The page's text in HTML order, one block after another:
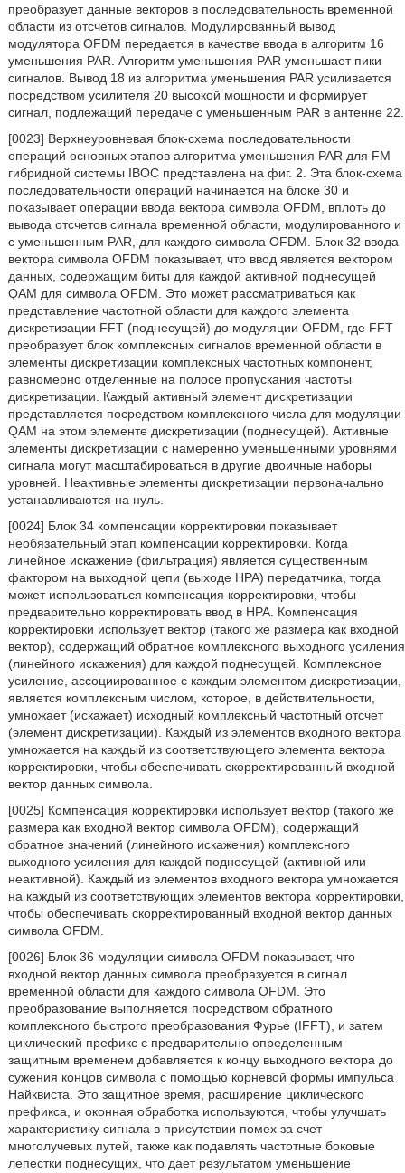
преобразует данные векторов в последовательность временной
области из отсчетов сигналов. Модулированный вывод
модулятора OFDM передается в качестве ввода в алгоритм 16
уменьшения PAR. Алгоритм уменьшения PAR уменьшает пики
сигналов. Вывод 18 из алгоритма уменьшения PAR усиливается
посредством усилителя 20 высокой мощности и формирует
сигнал, подлежащий передаче с уменьшенным PAR в антенне 22.
[0023] Верхнеуровневая блок-схема последовательности
операций основных этапов алгоритма уменьшения PAR для FM
гибридной системы IBOC представлена на фиг. 2. Эта блок-схема
последовательности операций начинается на блоке 30 и
показывает операции ввода вектора символа OFDM, вплоть до
вывода отсчетов сигнала временной области, модулированного и
с уменьшенным PAR, для каждого символа OFDM. Блок 32 ввода
вектора символа OFDM показывает, что ввод является вектором
данных, содержащим биты для каждой активной поднесущей
QAM для символа OFDM. Это может рассматриваться как
представление частотной области для каждого элемента
дискретизации FFT (поднесущей) до модуляции OFDM, где FFT
преобразует блок комплексных сигналов временной области в
элементы дискретизации комплексных частотных компонент,
равномерно отделенные на полосе пропускания частоты
дискретизации. Каждый активный элемент дискретизации
представляется посредством комплексного числа для модуляции
QAM на этом элементе дискретизации (поднесущей). Активные
элементы дискретизации с намеренно уменьшенными уровнями
сигнала могут масштабироваться в другие двоичные наборы
уровней. Неактивные элементы дискретизации первоначально
устанавливаются на нуль.
[0024] Блок 34 компенсации корректировки показывает
необязательный этап компенсации корректировки. Когда
линейное искажение (фильтрация) является существенным
фактором на выходной цепи (выходе HPA) передатчика, тогда
может использоваться компенсация корректировки, чтобы
предварительно корректировать ввод в HPA. Компенсация
корректировки использует вектор (такого же размера как входной
вектор), содержащий обратное комплексного выходного усиления
(линейного искажения) для каждой поднесущей. Комплексное
усиление, ассоциированное с каждым элементом дискретизации,
является комплексным числом, которое, в действительности,
умножает (искажает) исходный комплексный частотный отсчет
(элемент дискретизации). Каждый из элементов входного вектора
умножается на каждый из соответствующего элемента вектора
корректировки, чтобы обеспечивать скорректированный входной
вектор данных символа.
[0025] Компенсация корректировки использует вектор (такого же
размера как входной вектор символа OFDM), содержащий
обратное значений (линейного искажения) комплексного
выходного усиления для каждой поднесущей (активной или
неактивной). Каждый из элементов входного вектора умножается
на каждый из соответствующих элементов вектора корректировки,
чтобы обеспечивать скорректированный входной вектор данных
символа OFDM.
[0026] Блок 36 модуляции символа OFDM показывает, что
входной вектор данных символа преобразуется в сигнал
временной области для каждого символа OFDM. Это
преобразование выполняется посредством обратного
комплексного быстрого преобразования Фурье (IFFT), и затем
циклический префикс с предварительно определенным
защитным временем добавляется к концу выходного вектора до
сужения концов символа с помощью корневой формы импульса
Найквиста. Это защитное время, расширение циклического
префикса, и оконная обработка используются, чтобы улучшать
характеристику сигнала в присутствии помех за счет
многолучевых путей, также как подавлять частотные боковые
лепестки поднесущих, что дает результатом уменьшение